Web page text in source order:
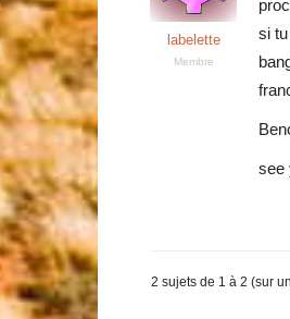
labelette
Membre
si
see
2 sujets de 1 à 2 (sur